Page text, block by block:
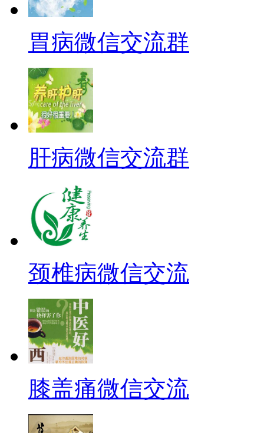
胃病微信交流群
肝病微信交流群
颈椎病微信交流
膝盖痛微信交流